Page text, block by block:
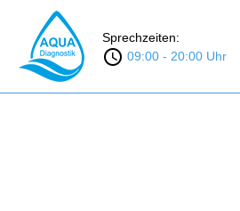
Sprechzeiten:
09:00 - 20:00 Uhr